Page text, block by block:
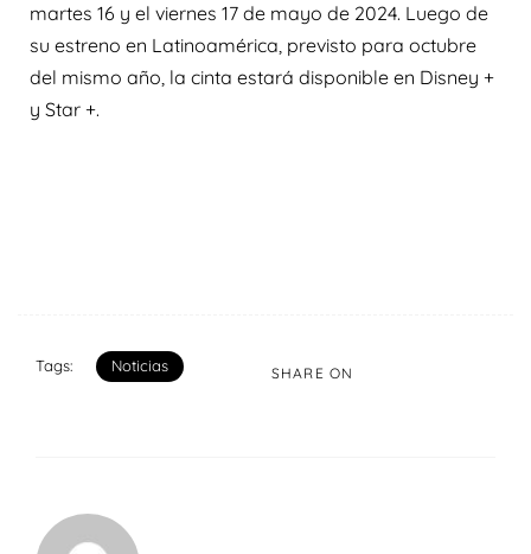
martes 16 y el viernes 17 de mayo de 2024. Luego de
su estreno en Latinoamérica, previsto para octubre
del mismo año, la cinta estará disponible en Disney +
y Star +.
Tags: Noticias SHARE ON